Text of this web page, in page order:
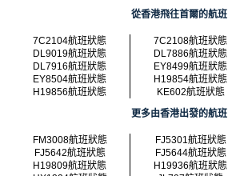
從香港飛往首爾的航班
7C2104航班狀態
7C2108航班狀態
DL9019航班狀態
DL7886航班狀態
DL7916航班狀態
EY8499航班狀態
EY8504航班狀態
H19854航班狀態
H19856航班狀態
KE602航班狀態
更多由香港出發的航班
FM3008航班狀態
FJ5301航班狀態
FJ5642航班狀態
FJ5644航班狀態
H19809航班狀態
H19936航班狀態